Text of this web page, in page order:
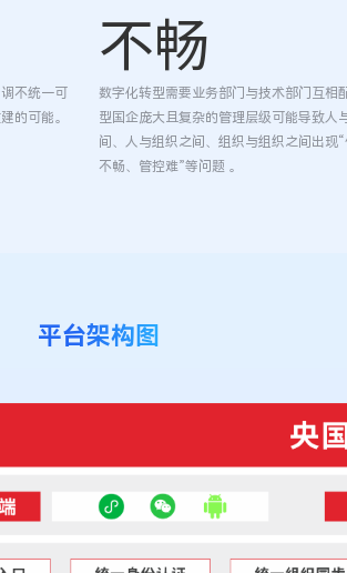
不统一可
的可能。
不畅
数字化转型需要业务部门与技术部门互相
型国企庞大且复杂的管理层级可能导致人
间、人与组织之间、组织与组织之间出现
不畅、管控难”等问题 。
平台架构图